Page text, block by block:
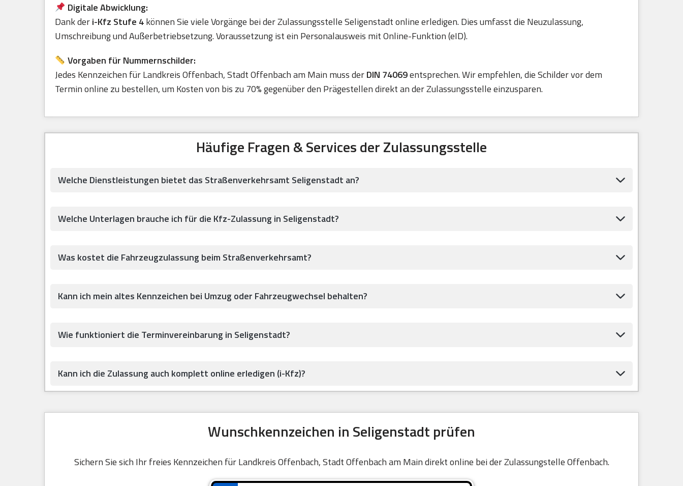
Digitale Abwicklung:
Dank deri-Kfz Stufe 4können Sie viele Vorgänge bei der Zulassungsstelle Seligenstadt online erledigen. Dies umfasst die Neuzulassung,
Umschreibung und Außerbetriebsetzung. Voraussetzung ist ein Personalausweis mit Online-Funktion (eID).
Vorgaben für Nummernschilder:
Jedes Kennzeichen für Landkreis Offenbach, Stadt Offenbach am Main muss derDIN 74069entsprechen. Wir empfehlen, die Schilder vor dem
Termin online zu bestellen, um Kosten von bis zu 70% gegenüber den Prägestellen direkt an der Zulassungsstelle einzusparen.
Häufige Fragen & Services der Zulassungsstelle
Welche Dienstleistungen bietet das Straßenverkehrsamt Seligenstadt an?
Welche Unterlagen brauche ich für die Kfz-Zulassung in Seligenstadt?
Was kostet die Fahrzeugzulassung beim Straßenverkehrsamt?
Kann ich mein altes Kennzeichen bei Umzug oder Fahrzeugwechsel behalten?
Wie funktioniert die Terminvereinbarung in Seligenstadt?
Kann ich die Zulassung auch komplett online erledigen (i-Kfz)?
Wunschkennzeichen in Seligenstadt prüfen
Sichern Sie sich Ihr freies Kennzeichen für Landkreis Offenbach, Stadt Offenbach am Main direkt online bei der Zulassungstelle Offenbach.